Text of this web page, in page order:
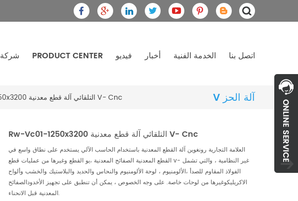
شركة PRODUCT CENTER فيديو أخبار الخدمة الفنية اتصل بنا
V آلة الحز Rw-Vc01-1250x3200 التلقائي آلة قطع معدنية V- Cnc
Rw-Vc01-1250x3200 التلقائي آلة قطع معدنية V- Cnc
العلامة التجارية رونغوين آلة القطع المعدنية باستخدام الحاسب الآلي يستخدم على نطاق واسع في
القطع المعدنية الصفائح المعدنية ،يو القطع وغيرها من عمليات قطع v- غير النظامية ، والتي تشمل
الفولاذ المقاوم للصدأ ،الألومنيوم ، لوحة الألومنيوم والنحاس والحديد والبلاستيك والخشب وألواح
الاكريليكوغيرها من لوحات خاصة. على وجه الخصوص ، يمكن أن تنطبق على تجهيز الأخدودالصفائح
المعدنية قبل الانحناء.